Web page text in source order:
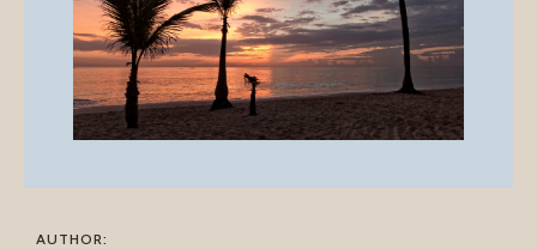
AUTHOR: